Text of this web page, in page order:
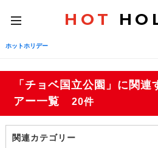
toggle
navigation
HOT
ホットホリデー
「チョベ国立公園」に関
アー一覧
20件
関連カテゴリー